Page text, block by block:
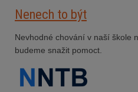
Nenech to být
Nevhodné chování v naší škole
budeme snažit pomoct.